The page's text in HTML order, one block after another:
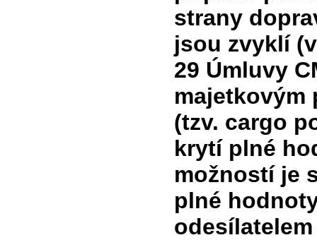
strany
jsou zvyklí
29 Úmluvy
majetkovým
(tzv. cargo
krytí plné
možností je
plné